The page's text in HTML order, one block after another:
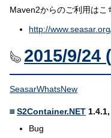
Maven2からのご利用はこ
http://
2015/9/24
SeasarWhatsNew
S2Container.NET
Bug